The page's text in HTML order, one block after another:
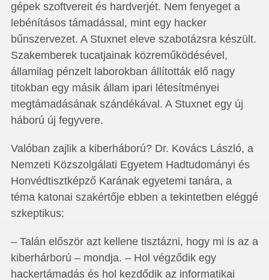
gépek szoftvereit és hardverjét. Nem fenyeget a
lebénításos támadással, mint egy hacker
bűnszervezet. A Stuxnet eleve szabotázsra készült.
Szakemberek tucatjainak közreműködésével,
államilag pénzelt laborokban állították elő nagy
titokban egy másik állam ipari létesítményei
megtámadásának szándékával. A Stuxnet egy új
háború új fegyvere.
Valóban zajlik a kiberháború? Dr. Kovács László, a
Nemzeti Közszolgálati Egyetem Hadtudományi és
Honvédtisztképző Karának egyetemi tanára, a
téma katonai szakértője ebben a tekintetben eléggé
szkeptikus:
– Talán először azt kellene tisztázni, hogy mi is az a
kiberhárború – mondja. – Hol végződik egy
hackertámadás és hol kezdődik az informatikai